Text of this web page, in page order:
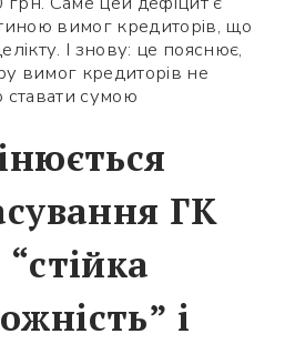
вимог кредиторів, що
І знову: це пояснює,
вимог кредиторів не
сумою
ГК
і